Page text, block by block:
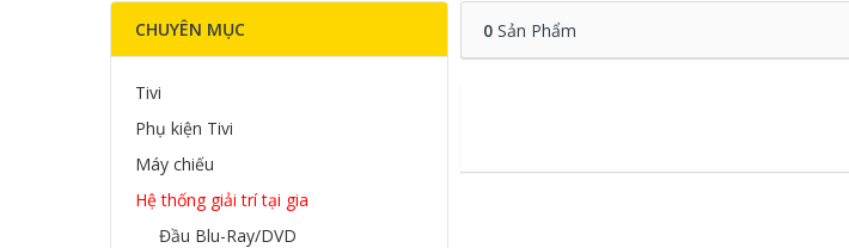
CHUYÊN MỤC
Tivi
Phụ kiện Tivi
Máy chiếu
Hệ thống giải trí tại gia
Đầu Blu-Ray/DVD
0Sản Phẩm